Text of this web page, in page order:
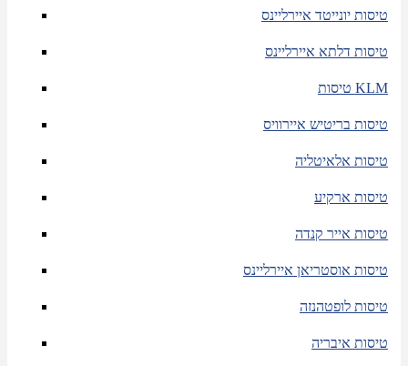
טיסות יונייטד איירליינס
טיסות דלתא איירליינס
טיסות KLM
טיסות בריטיש איירוויס
טיסות אלאיטליה
טיסות ארקיע
טיסות אייר קנדה
טיסות אוסטריאן איירליינס
טיסות לופטהנזה
טיסות איבריה